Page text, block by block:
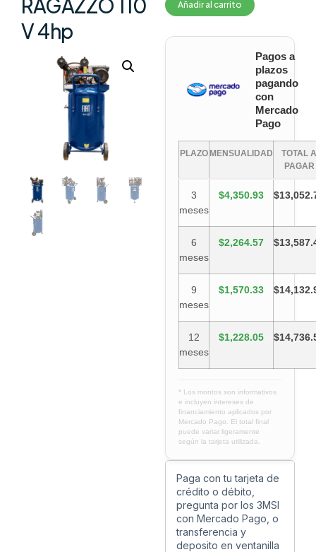
RAGAZZO 110
V 4hp
Añadir al carrito
Pagos a
plazos
pagando
con
Mercado
Pago
PLAZO MENSUALIDAD
TOTAL A
PAGAR
3
meses
$4,350.93
6
meses
$2,264.57
9
meses
$1,570.33
12
meses
$1,228.05
* Los montos son informativos
e incluyen intereses de
financiamiento aplicados por
Mercado Pago. El total final
puede variar ligeramente
según la tarjeta utilizada.
Paga con tu tarjeta de
crédito o débito,
pregunta por los 3MSI
con Mercado Pago, o
transferencia y
deposito en ventanilla